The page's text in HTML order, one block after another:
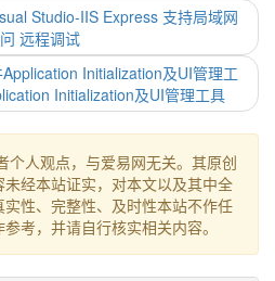
Studio-IIS Express 支持局域网
远程调试
Initialization及UI管理工
Initialization及UI管理工具
个人观点，与爱易网无关。其原创
经本站证实，对本文以及其中全
性、完整性、及时性本站不作任
考，并请自行核实相关内容。